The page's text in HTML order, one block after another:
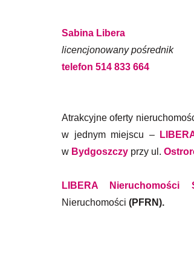
Sabina Libera
licencjonowany pośrednik
telefon 514 833 664
Atrakcyjne oferty
w jednym miejscu –
w Bydgoszczy przy ul.
LIBERA Nieruchomości
Nieruchomości (PFRN).